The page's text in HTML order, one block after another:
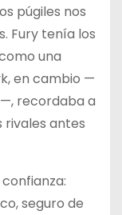
púgiles nos
Fury tenía los
una
en cambio —
recordaba a
rivales antes
seguro de